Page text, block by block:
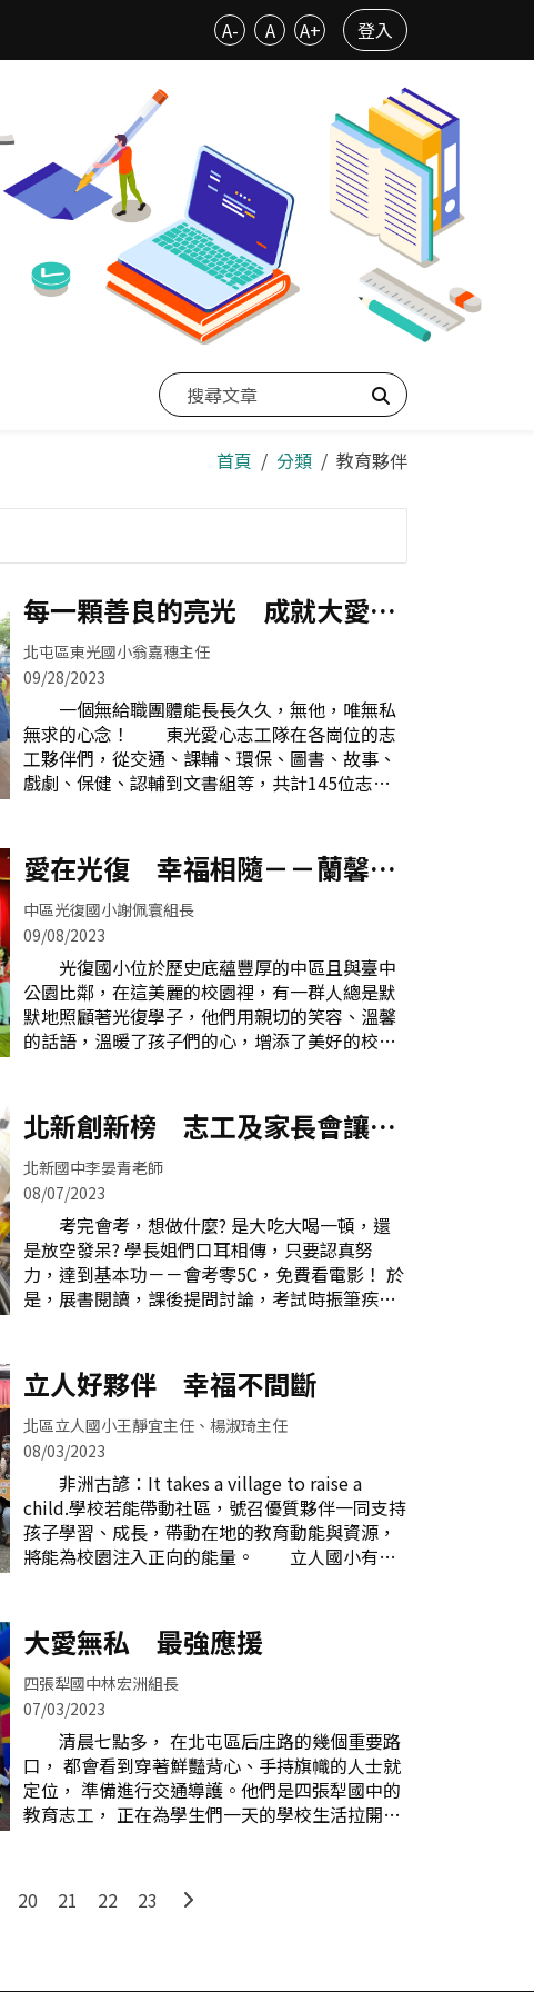
A- A A+ 登入
搜尋
首頁 分類 教育夥伴
每一顆善良的亮光 成就大愛的
光芒
北屯區東光國小翁嘉穗主任
09/28/2023
一個無給職團體能長長久久，無他，唯無私
無求的心念！ 東光愛心志工隊在各崗位的志
工夥伴們，從交通、課輔、環保、圖書、故事、
戲劇、保健、認輔到文書組等，共計145位志
力，更是親師生之福。志工隊組長群合照 每
天清晨，在學校四周交通要道看到身著交通背
心、手持旗幟的交通組志工進行導護，無論春夏
秋冬或豔陽雨天，總是風雨無阻為學生安全把
關，守護學童行的安全。課輔組志工每天早修，
協助課業需要補救的孩子，幫助孩子解決課業難
題，無論國語或數學，甚至小朋友生活情境遇到
困難，都會適時引導，是支持孩子的一股重要力
量。每週三，環保組志工固定入校協助資源回
動愛地球的好習慣。戲劇志工每年進行校外社區
服務義演 圖書組志工於館中協助書籍借還工
作，將圖書館
愛在光復 幸福相隨－－蘭馨愛
心志工隊
中區光復國小謝佩寰組長
09/08/2023
光復國小位於歷史底蘊豐厚的中區且與臺中
公園比鄰，在這美麗的校園裡，有一群人總是默
默地照顧著光復學子，他們用親切的笑容、溫馨
的話語，溫暖了孩子們的心，增添了美好的校園
工表揚大會合影 光復蘭馨愛心志工隊成立至
今已35年了，分為「交通組」、「圖書組」及
「愛心組」三大組，每個上學的日子我們一定會
看到愛心志工服務的身影，他們或在路口協助小
朋友過馬路、或在圖書室辦理圖書借閱、或在愛
心工作室提供專線服務等；另外諸如校慶活動、
支援學生健康檢查、施打疫苗，愛心志工們也會
一起動員協助，與學校活動緊密連繫，讓光復孩
子們得到更好的照顧。交通組－－提供光復孩子
他們從未被天氣打敗，每天早晨與放學時間，總
是準時出現在校園周邊車水馬龍，人車爭道的路
口
北新創新榜 志工及家長會讓愛
發光
北新國中李晏青老師
08/07/2023
考完會考，想做什麼? 是大吃大喝一頓，還
是放空發呆? 學長姐們口耳相傳，只要認真努
力，達到基本功－－會考零5C，免費看電影！ 於
是，展書閱讀，課後提問討論，考試時振筆疾
持。 新生訓練第一天，走進校門口，惶惶然
不知自己的教室位在哪一棟大樓，哪一樓層？
來，別怕！親切的愛心志工隊歡迎著，愛心媽媽
們一個個問候莘莘學子，逐一指引方向。運動會
熱鬧滾滾，太陽好熱情啊！ 趣味競賽、田徑比賽
後，渴了嗎？餓了嗎？ 在排球場邊的樹蔭下，一
整排的小吃攤，香味飄散。這些由愛心志工隊所
料理的各種小吃，從可以飽腹一餐的酥炸雞腿
排，到小點心花枝丸串，甚至現煮紅茶、冬瓜
圖書館的哪一個櫃位？除了運用校圖官網查詢，
每天在「活水書堂」裡值班的愛心媽媽
立人好夥伴 幸福不間斷
北區立人國小王靜宜主任、楊淑琦主任
08/03/2023
非洲古諺：It takes a village to raise a
child.學校若能帶動社區，號召優質夥伴一同支持
孩子學習、成長，帶動在地的教育動能與資源，
將能為校園注入正向的能量。 立人國小有一
範，也為校園融入互愛、互助與感恩的文化，營
造幸福社區氛圍。師生最強後盾－－家長會
立人國小家長會創校至今，歷經34個年頭，今年
由優質熱情的李雯蒨會長連任，與榮譽會長們和
全體家長通力合作，協助學校推展校務，是學校
強而有力的後盾。家長會與社區共營立人美感校
園 家長會充滿活力，積極參與學校會議，提
供寶貴的建議；募集各界物力資源，改善教學環
境，協助各項活動推展；反映家長意見，溝通教
子；對於遭遇急難的學生，也給予及時的支援。
大愛無私 最強應援
四張犁國中林宏洲組長
07/03/2023
清晨七點多， 在北屯區后庄路的幾個重要路
口， 都會看到穿著鮮豔背心、手持旗幟的人士就
定位， 準備進行交通導護。他們是四張犁國中的
教育志工， 正在為學生們一天的學校生活拉開序
點， 守護著每一位學生的安全，讓家長安心的讓
孩子出門。隊裡交通組志工李大姐說:「一開始是
務裡找到成就感， 就想說繼續做下去， 沒想到這
20 21 22 23